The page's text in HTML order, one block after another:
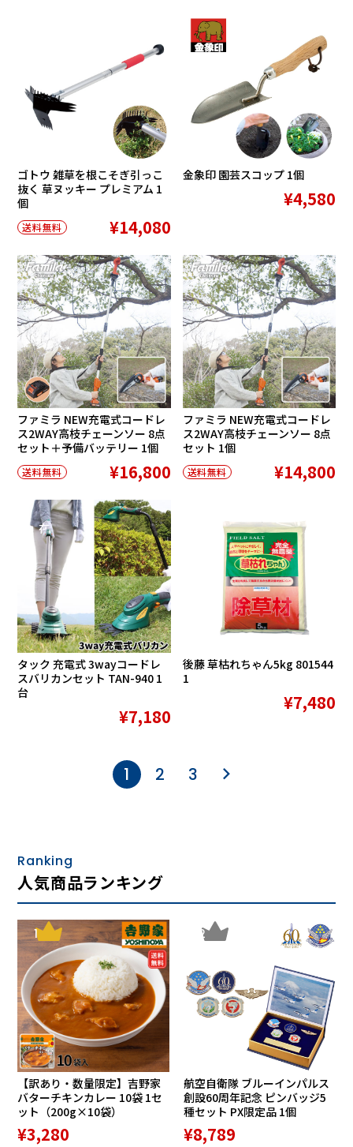
ゴトウ 雑草を根こそぎ引っこ
抜く 草ヌッキー プレミアム 1
個
送料無料 ¥14,080
金象印 園芸スコップ 1個
¥4,580
在庫切れ
ファミラ NEW充電式コードレ
ス2WAY高枝チェーンソー 8点
セット＋予備バッテリー 1個
送料無料 ¥16,800
在庫切れ
ファミラ NEW充電式コードレ
ス2WAY高枝チェーンソー 8点
セット 1個
送料無料 ¥14,800
在庫切れ
タック 充電式 3wayコードレ
スバリカンセット TAN-940 1
台
¥7,180
後藤 草枯れちゃん5kg 801544
1
¥7,480
1 2 3
Ranking
人気商品ランキング
1
【訳あり・数量限定】吉野家
バターチキンカレー 10袋 1セ
ット（200g×10袋）
¥3,280
2
航空自衛隊 ブルーインパルス
創設60周年記念 ピンバッジ5
種セット PX限定品 1個
¥8,789